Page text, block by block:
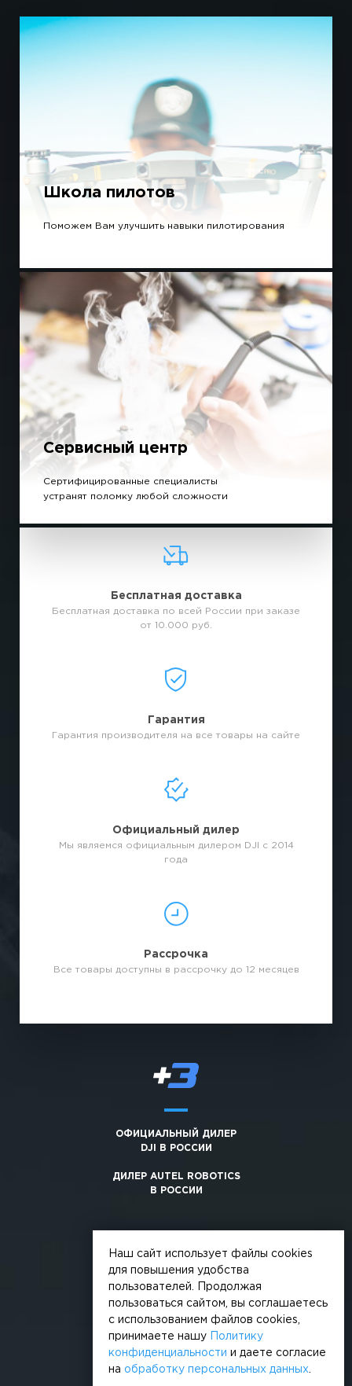
Школа пилотов
Поможем Вам улучшить навыки пилотирования
Сервисный центр
Сертифицированные специалисты
устранят поломку любой сложности
Бесплатная доставка
Бесплатная доставка по всей России при заказе
от 10.000 руб.
Гарантия
Гарантия производителя на все товары на сайте
Официальный дилер
Мы являемся официальным дилером DJI с 2014
года
Рассрочка
Все товары доступны в рассрочку до 12 месяцев
ОФИЦИАЛЬНЫЙ ДИЛЕР
DJI В РОССИИ
ДИЛЕР AUTEL ROBOTICS
В РОССИИ
© 2026, +3. Все права защищены
Обработка персональных данных
Наш сайт использует файлы cookies
для повышения удобства
пользователей. Продолжая
пользоваться сайтом, вы соглашаетесь
с использованием файлов cookies,
принимаете нашу
Политику
конфиденциальности
и даете согласие
на обработку персональных данных